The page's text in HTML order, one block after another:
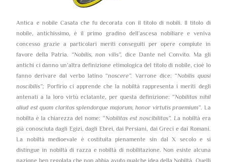
Antica e nobile Casata che fu decorata con il titolo di nobili. Il titolo di
nobile, antichissimo, è il primo gradino dell’ascesa nobiliare e veniva
concesso grazie a particolari meriti conseguiti per opere compiute in
favore della Patria. “Nobilis, non vilis”, dice Dante nel Convito. Ma gli
antichi ci danno un’altra definizione etimologica del titolo di nobile, cioè lo
fanno derivare dal verbo latino “noscere”. Varrone dice: “Nobilis quasi
noscibilis”; Porfirio ci apprende che la nobiltà rappresenta i meriti degli
antenati a la loro virtù eclatante, per questa definizione: “Nobilitas nihil
aliud est quam claritas splendorque majorum, honor virtutis praemium”. La
nobilta è la chiarezza del nome: “Nobilitas est noscibilitas”. La nobiltà era
già conosciuta dagli Egizi, dagli Ebrei, dai Persiani, dai Greci e dai Romani.
La nobiltà medioevale è costituita pienamente sin dal X secolo e si
distingue in nobiltà di razza e nobiltà di nobilitazione. Non esiste alcuna
nazione ben regolata che non abbia avuto qualche idea della Nobiltà. Quelli